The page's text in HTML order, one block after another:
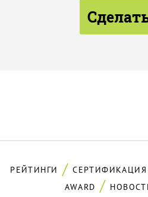
РЕЙТИНГИ СЕРТИФИКАЦИЯ
AWARD